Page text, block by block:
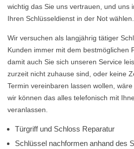
wichtig das Sie uns vertrauen, und uns
Ihren Schlüsseldienst in der Not wählen.
Wir versuchen als langjährig tätiger
Kunden immer mit dem bestmöglichen
damit auch Sie sich unseren Service
zurzeit nicht zuhause sind, oder keine
Termin vereinbaren lassen wollen,
wir können das alles telefonisch mit
veranlassen.
Türgriff und Schloss Reparatur
Schlüssel nachformen anhand des